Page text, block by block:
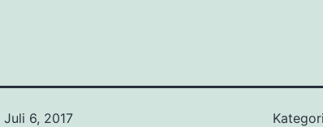
Juli 6, 2017